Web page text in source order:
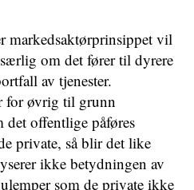
markedsaktørprinsippet vil
om det fører til dyrere
av tjenester.
for øvrig til grunn
det offentlige påføres
private, så blir det like
ikke betydningen av
som de private ikke